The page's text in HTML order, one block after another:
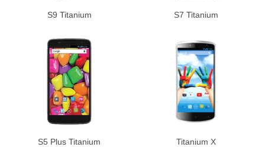
S9 Titanium S7 Titanium
S5 Plus Titanium Titanium X